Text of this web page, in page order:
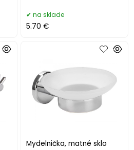
na sklade
5.70 €
Mydelnička, matné sklo